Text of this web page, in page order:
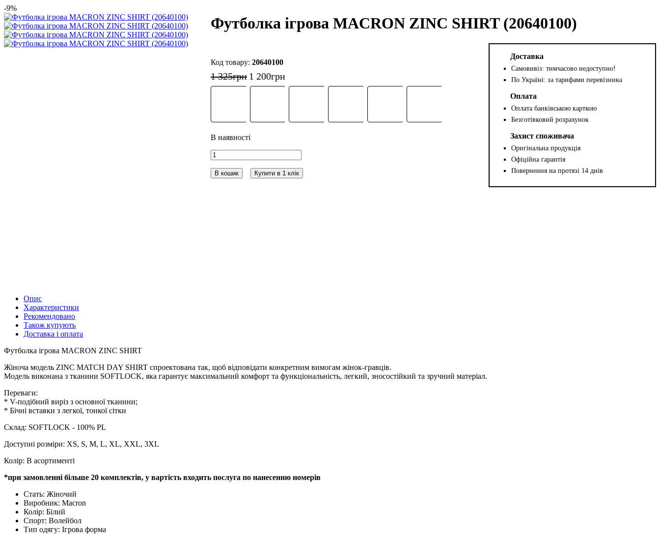
-9%
Футболка ігрова MACRON ZINC SHIRT (20640100)
20640100
1 325грн 1 200грн
В кошик Купити в 1 клік
Доставка
Самовивіз: тимчасово недоступно!
По Україні: за тарифами перевізника
Оплата
Оплата банківською карткою
Безготівковий розрахунок
Захист споживача
Оригінальна продукція
Офіційна гарантія
Повернення на протязі 14 днів
Опис
Характеристики
Рекомендовано
Також купують
Доставка і оплата
Футболка ігрова MACRON ZINC SHIRT
Жіноча модель ZINC MATCH DAY SHIRT спроектована так, щоб відповідати конкретним вимогам жінок-гравців.
Модель виконана з тканини SOFTLOCK, яка гарантує максимальний комфорт та функціональність, легкий, зносостійкий та зручний матеріал.
Переваги:
* V-подібний виріз з основної тканини;
* Бічні вставки з легкої, тонкої сітки
Склад: SOFTLOCK - 100% PL
Доступні розміри: XS, S, M, L, XL, XXL, 3XL
Колір: В асортименті
*при замовленні більше 20 комплектів, у вартість входить послуга по нанесенню номерів
Стать: Жіночий
Виробник: Macron
Колір: Білий
Спорт: Волейбол
Тип одягу: Ігрова форма